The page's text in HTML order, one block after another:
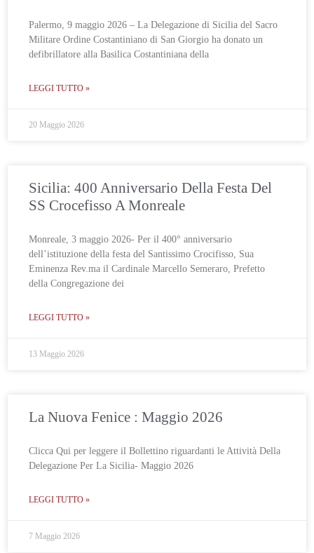
Palermo, 9 maggio 2026 – La Delegazione di Sicilia del Sacro
Militare Ordine Costantiniano di San Giorgio ha donato un
defibrillatore alla Basilica Costantiniana della
LEGGI TUTTO »
20 Maggio 2026
Sicilia: 400 Anniversario Della Festa Del
SS Crocefisso A Monreale
Monreale, 3 maggio 2026- Per il 400° anniversario
dell’istituzione della festa del Santissimo Crocifisso, Sua
Eminenza Rev.ma il Cardinale Marcello Semeraro, Prefetto
della Congregazione dei
LEGGI TUTTO »
13 Maggio 2026
La Nuova Fenice : Maggio 2026
Clicca Qui per leggere il Bollettino riguardanti le Attività Della
Delegazione Per La Sicilia- Maggio 2026
LEGGI TUTTO »
7 Maggio 2026